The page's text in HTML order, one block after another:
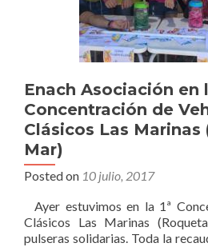
Enach Asociación en
Concentración de
Clásicos Las
Mar)
Posted on 10 julio, 2017
Ayer estuvimos en la 1ª
Clásicos Las Marinas
pulseras solidarias. Toda la